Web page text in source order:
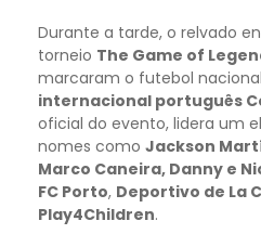
Durante a tarde, o relvado
torneio The Game of
marcaram o futebol
internacional português
oficial do evento, lidera um
nomes como Jackson
Marco Caneira, Danny e
FC Porto, Deportivo de La
Play4Children.